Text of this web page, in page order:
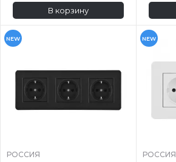
В корзину
NEW
РОССИЯ
NEW
РОССИЯ